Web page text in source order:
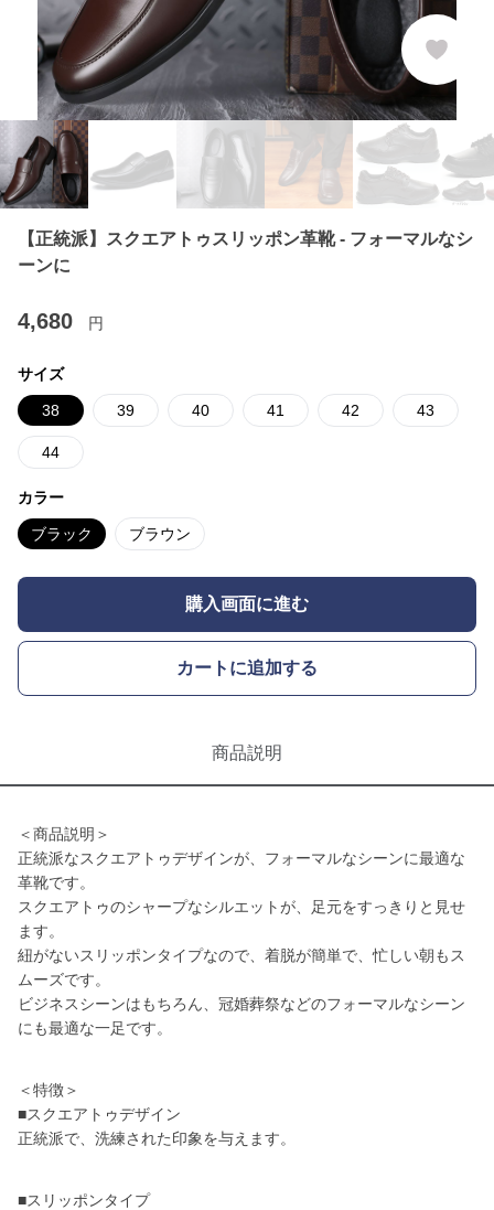
【正統派】スクエアトゥスリッポン革靴 - フォーマルなシ
ーンに
4,680 円
サイズ
38 39 40 41 42 43
44
カラー
ブラック ブラウン
購入画面に進む
カートに追加する
商品説明
＜商品説明＞
正統派なスクエアトゥデザインが、フォーマルなシーンに最適な
革靴です。
スクエアトゥのシャープなシルエットが、足元をすっきりと見せ
ます。
紐がないスリッポンタイプなので、着脱が簡単で、忙しい朝もス
ムーズです。
ビジネスシーンはもちろん、冠婚葬祭などのフォーマルなシーン
にも最適な一足です。
＜特徴＞
■スクエアトゥデザイン
正統派で、洗練された印象を与えます。
■スリッポンタイプ